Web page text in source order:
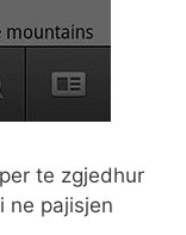
te zgjedhur
ne pajisjen